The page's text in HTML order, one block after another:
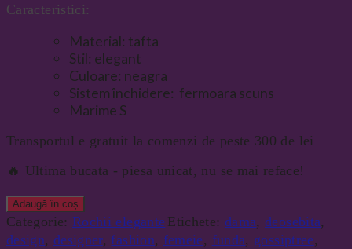
Caracteristici:
Material: tafta
Stil: elegant
Culoare: neagra
Sistem închidere: fermoara scuns
Marime S
Transportul e gratuit la comenzi de peste 300 de lei
🔥 Ultima bucata - piesa unicat, nu se mai reface!
Adaugă în coș
Categorie: Rochii elegante Etichete: dama, deosebita,
design, designer, fashion, femeie, funda, gossiptree,